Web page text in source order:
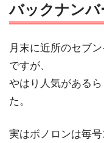
バックナンバ
月末に近所のセブ
ですが、
やはり人気があるら
た。
実はボノロンは毎号